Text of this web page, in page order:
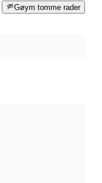
Gøym tomme rader